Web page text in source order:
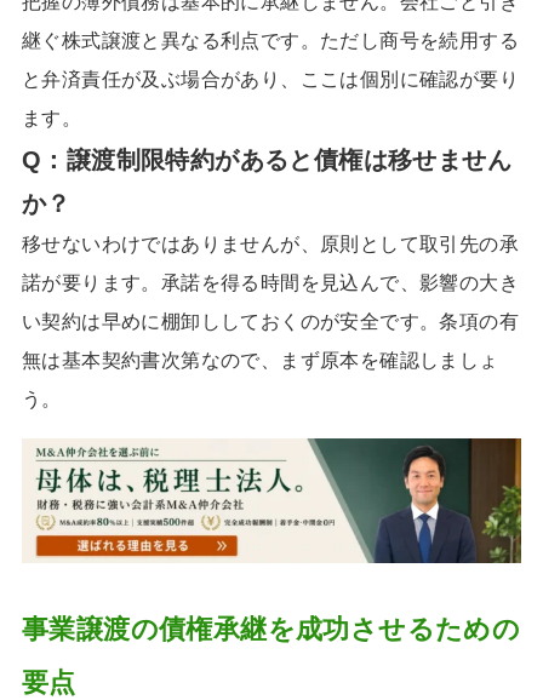
継ぐ株式譲渡と異なる利点です。ただし商号を続用する
と弁済責任が及ぶ場合があり、ここは個別に確認が要り
ます。
Q： 譲渡制限特約があると債権は移せません
か？
移せないわけではありませんが、原則として取引先の承
諾が要ります。承諾を得る時間を見込んで、影響の大き
い契約は早めに棚卸ししておくのが安全です。条項の有
無は基本契約書次第なので、まず原本を確認しましょ
う。
事業譲渡の債権承継を成功させるための
要点